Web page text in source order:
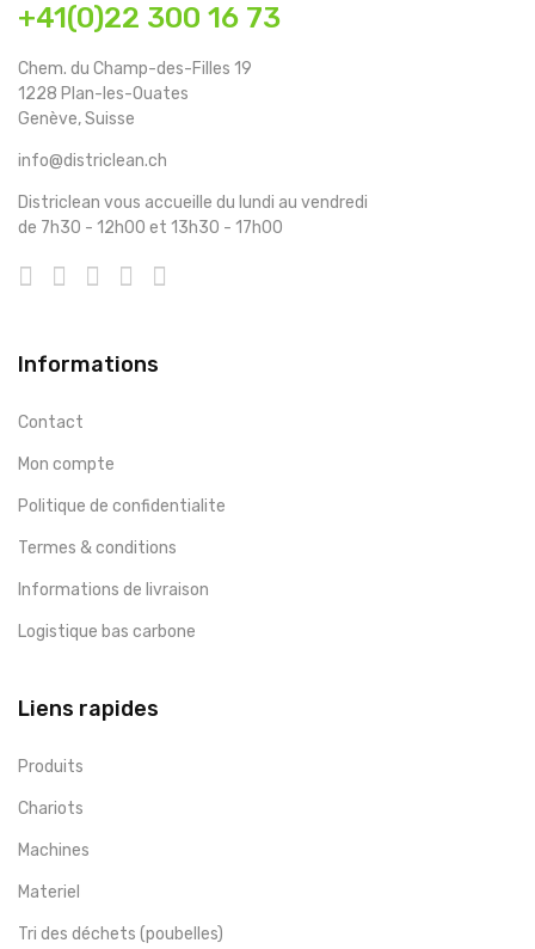
+41(0)22 300 16 73
Chem. du Champ-des-Filles 19
1228 Plan-les-Ouates
Genève, Suisse
info@districlean.ch
Districlean vous accueille du lundi au vendredi
de 7h30 - 12h00 et 13h30 - 17h00
Informations
Contact
Mon compte
Politique de confidentialite
Termes & conditions
Informations de livraison
Logistique bas carbone
Liens rapides
Produits
Chariots
Machines
Materiel
Tri des déchets (poubelles)